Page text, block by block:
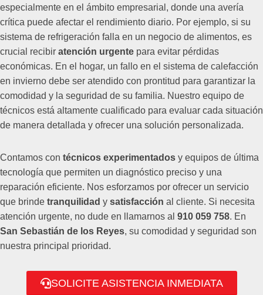
especialmente en el ámbito empresarial, donde una avería
crítica puede afectar el rendimiento diario. Por ejemplo, si su
sistema de refrigeración falla en un negocio de alimentos, es
crucial recibir atención urgente para evitar pérdidas
económicas. En el hogar, un fallo en el sistema de calefacción
en invierno debe ser atendido con prontitud para garantizar la
comodidad y la seguridad de su familia. Nuestro equipo de
técnicos está altamente cualificado para evaluar cada situación
de manera detallada y ofrecer una solución personalizada.
Contamos con técnicos experimentados y equipos de última
tecnología que permiten un diagnóstico preciso y una
reparación eficiente. Nos esforzamos por ofrecer un servicio
que brinde tranquilidad y satisfacción al cliente. Si necesita
atención urgente, no dude en llamarnos al 910 059 758. En
San Sebastián de los Reyes, su comodidad y seguridad son
nuestra principal prioridad.
SOLICITE ASISTENCIA INMEDIATA